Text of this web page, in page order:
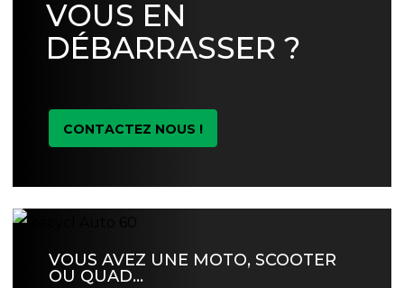
VOUS EN
DÉBARRASSER ?
CONTACTEZ NOUS !
VOUS AVEZ UNE MOTO, SCOOTER
OU QUAD…